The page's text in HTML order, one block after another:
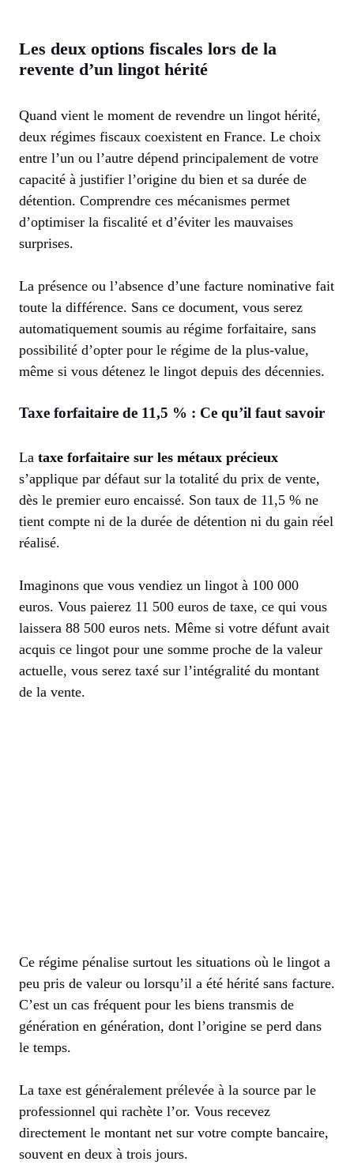
Les deux options fiscales lors de la
revente d’un lingot hérité
Quand vient le moment de revendre un lingot hérité,
deux régimes fiscaux coexistent en France. Le choix
entre l’un ou l’autre dépend principalement de votre
capacité à justifier l’origine du bien et sa durée de
détention. Comprendre ces mécanismes permet
d’optimiser la fiscalité et d’éviter les mauvaises
surprises.
La présence ou l’absence d’une facture nominative fait
toute la différence. Sans ce document, vous serez
automatiquement soumis au régime forfaitaire, sans
possibilité d’opter pour le régime de la plus-value,
même si vous détenez le lingot depuis des décennies.
Taxe forfaitaire de 11,5 % : Ce qu’il faut savoir
La taxe forfaitaire sur les métaux précieux
s’applique par défaut sur la totalité du prix de vente,
dès le premier euro encaissé. Son taux de 11,5 % ne
tient compte ni de la durée de détention ni du gain réel
réalisé.
Imaginons que vous vendiez un lingot à 100 000
euros. Vous paierez 11 500 euros de taxe, ce qui vous
laissera 88 500 euros nets. Même si votre défunt avait
acquis ce lingot pour une somme proche de la valeur
actuelle, vous serez taxé sur l’intégralité du montant
de la vente.
Ce régime pénalise surtout les situations où le lingot a
peu pris de valeur ou lorsqu’il a été hérité sans facture.
C’est un cas fréquent pour les biens transmis de
génération en génération, dont l’origine se perd dans
le temps.
La taxe est généralement prélevée à la source par le
professionnel qui rachète l’or. Vous recevez
directement le montant net sur votre compte bancaire,
souvent en deux à trois jours.